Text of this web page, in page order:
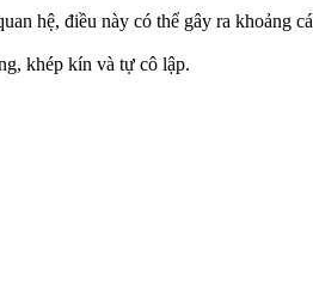
hệ, điều này có thể gây ra khoảng
khép kín và tự cô lập.